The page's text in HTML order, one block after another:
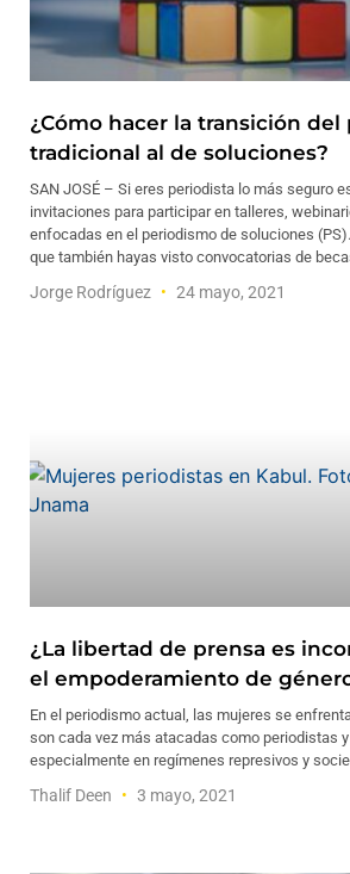
¿Cómo hacer la transición
tradicional al de soluciones?
SAN JOSÉ – Si eres periodista lo más seguro
invitaciones para participar en talleres,
enfocadas en el periodismo de soluciones
que también hayas visto convocatorias de
Jorge Rodríguez 24 mayo, 2021
¿La libertad de prensa es
el empoderamiento de
En el periodismo actual, las mujeres se
son cada vez más atacadas como periodistas
especialmente en regímenes represivos y
Thalif Deen 3 mayo, 2021